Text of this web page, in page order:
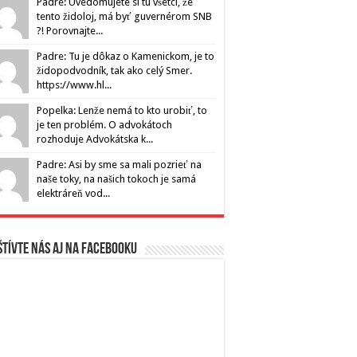
tento židoloj, má byť guvernérom SNB
?! Porovnajte...
Padre: Tu je dôkaz o Kamenickom, je to
židopodvodník, tak ako celý Smer.
https://www.hl...
Popelka: Lenže nemá to kto urobiť, to
je ten problém. O advokátoch
rozhoduje Advokátska k...
Padre: Asi by sme sa mali pozrieť na
naše toky, na našich tokoch je samá
elektráreň vod...
nás aj na Facebooku